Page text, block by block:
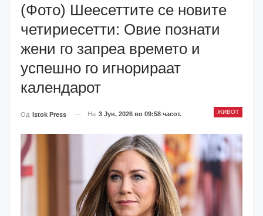
(Фото) Шеесеттите се новите
четириесетти: Овие познати
жени го запреа времето и
успешно го игнорираат
календарот
ЖИВОТ
Од Istok Press На 3 Јун, 2026 во 09:58 часот.